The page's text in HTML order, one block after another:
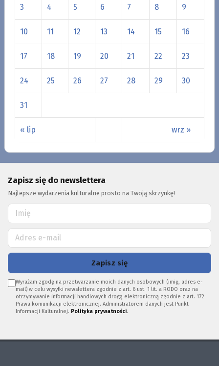
« lip wrz »
3 4 5 6 7 8 9
10 11 12 13 14 15 16
17 18 19 20 21 22 23
24 25 26 27 28 29 30
31
Zapisz się do newslettera
Najlepsze wydarzenia kulturalne prosto na Twoją skrzynkę!
Zapisz się
Wyrażam zgodę na przetwarzanie moich danych osobowych (imię, adres e-
mail) w celu wysyłki newslettera zgodnie z art. 6 ust. 1 lit. a RODO oraz na
otrzymywanie informacji handlowych drogą elektroniczną zgodnie z art. 172
Prawa komunikacji elektronicznej. Administratorem danych jest Punkt
Informacji Kulturalnej. Polityka prywatności.